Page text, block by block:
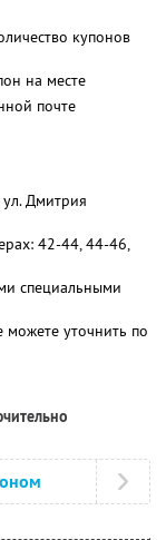
купонов
на месте
почте
Дмитрия
42-44, 44-46,
специальными
уточнить по